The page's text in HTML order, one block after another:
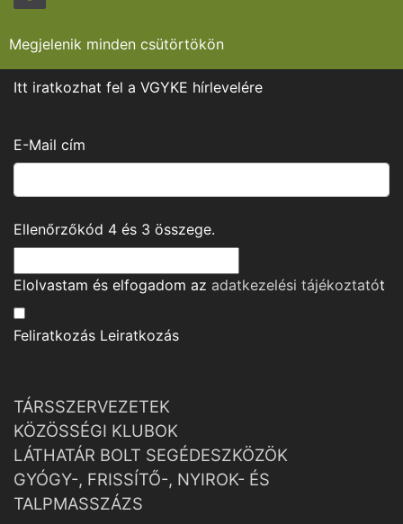
Megjelenik minden csütörtökön
Itt iratkozhat fel a VGYKE hírlevelére
E-Mail cím
Ellenőrzőkód 4 és 3 összege.
Elolvastam és elfogadom az adatkezelési tájékoztatót
Feliratkozás Leiratkozás
TÁRSSZERVEZETEK
KÖZÖSSÉGI KLUBOK
LÁTHATÁR BOLT SEGÉDESZKÖZÖK
GYÓGY-, FRISSÍTŐ-, NYIROK- ÉS
TALPMASSZÁZS